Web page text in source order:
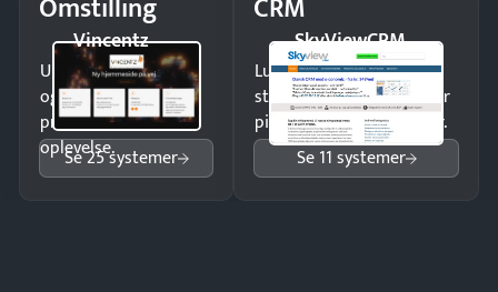
Omstilling
Vincentz
Undgå tabte opkald
og giv kunderne en
professionel
oplevelse.
Se 25 systemer
CRM
SkyViewCRM
Luk flere salg med et
struktureret overblik over
pipeline og opfølgninger.
Se 11 systemer